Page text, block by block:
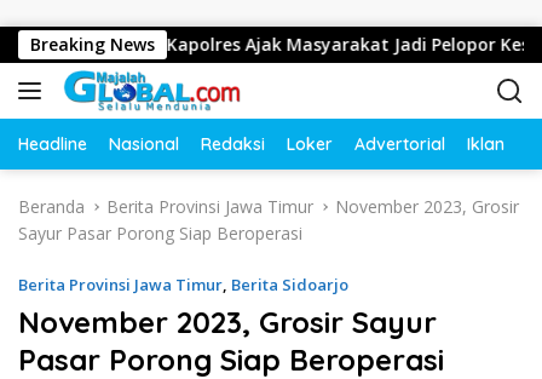
Breaking News
Lintas, Kapolres Ajak Masyarakat Jadi Pelopor Keselamatan
Headline Nasional Redaksi Loker Advertorial Iklan
Beranda Berita Provinsi Jawa Timur
November 2023, Grosir
Sayur Pasar Porong Siap Beroperasi
Berita Provinsi Jawa Timur, Berita Sidoarjo
November 2023, Grosir Sayur
Pasar Porong Siap Beroperasi